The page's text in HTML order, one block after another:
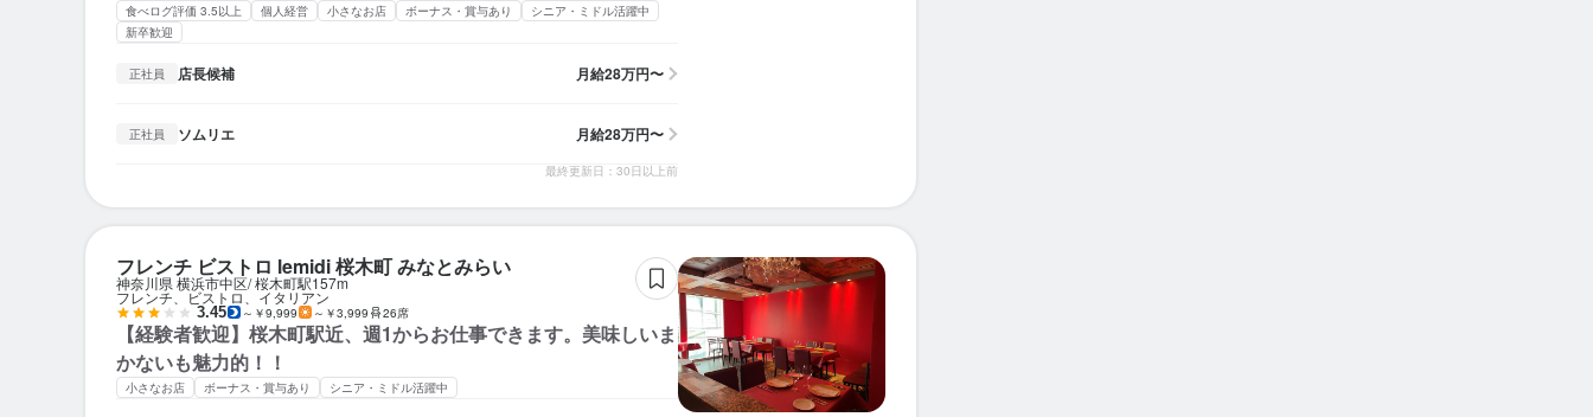
食べログ評価 3.5以上 個人経営 小さなお店 ボーナス・賞与あり
シニア・ミドル活躍中
新卒歓迎
正社員 店長候補 月給28万円〜
正社員 ソムリエ 月給28万円〜
最終更新日：30日以上前
フレンチ ビストロ lemidi 桜木町 みなとみらい
神奈川県 横浜市中区 桜木町駅157m
フレンチ、ビストロ、イタリアン
3.45 ～￥9,999 ～￥3,999 26席
【経験者歓迎】桜木町駅近、週1からお仕事できます。美味しいま
かないも魅力的！！
小さなお店 ボーナス・賞与あり シニア・ミドル活躍中